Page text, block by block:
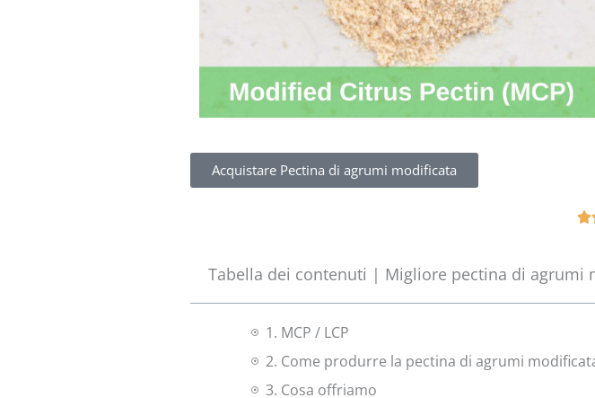
Acquistare Pectina di agrumi modificata

Tabella dei contenuti | Migliore pectina di agrumi
1. MCP / LCP
2. Come produrre la pectina di agrumi
3. Cosa offriamo